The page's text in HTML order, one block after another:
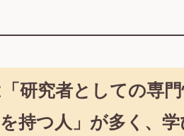
研究者としての専
持つ人」が多く、